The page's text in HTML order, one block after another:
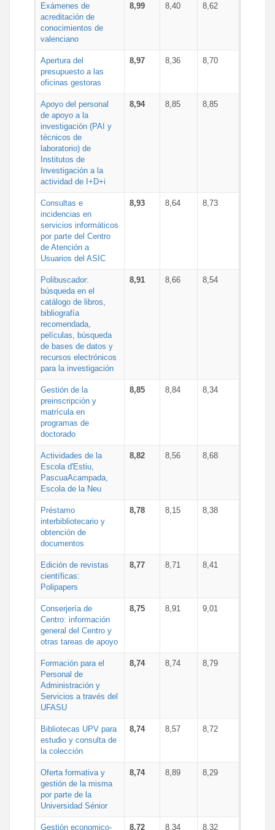
Exámenes de
acreditación de
conocimientos de
valenciano
8,99 8,40 8,62
Apertura del
presupuesto a las
oficinas gestoras
8,97 8,36 8,70
Apoyo del personal
de apoyo a la
investigación (PAI y
técnicos de
laboratorio) de
Institutos de
Investigación a la
actividad de I+D+i
8,94 8,85 8,85
Consultas e
incidencias en
servicios informáticos
por parte del Centro
de Atención a
Usuarios del ASIC
8,93 8,64 8,73
Polibuscador:
búsqueda en el
catálogo de libros,
bibliografía
recomendada,
películas, búsqueda
de bases de datos y
recursos electrónicos
para la investigación
8,91 8,66 8,54
Gestión de la
preinscripción y
matrícula en
programas de
doctorado
8,85 8,84 8,34
Actividades de la
Escola d'Estiu,
PascuaAcampada,
Escola de la Neu
8,82 8,56 8,68
Préstamo
interbibliotecario y
obtención de
documentos
8,78 8,15 8,38
Edición de revistas
científicas:
Polipapers
8,77 8,71 8,41
Conserjería de
Centro: información
general del Centro y
otras tareas de apoyo
8,75 8,91 9,01
Formación para el
Personal de
Administración y
Servicios a través del
UFASU
8,74 8,74 8,79
Bibliotecas UPV para
estudio y consulta de
la colección
8,74 8,57 8,72
Oferta formativa y
gestión de la misma
por parte de la
Universidad Sénior
8,74 8,89 8,29
Gestión economico- 8,72 8,34 8,32